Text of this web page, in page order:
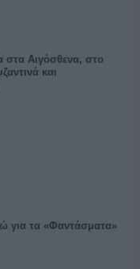
στα Αιγόσθενα, στο
και
για τα «Φαντάσματα»